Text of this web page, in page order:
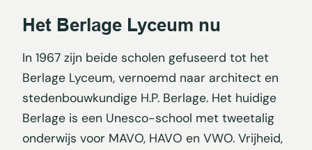
Het Berlage Lyceum nu
In 1967 zijn beide scholen gefuseerd tot het
Berlage Lyceum, vernoemd naar architect en
stedenbouwkundige H.P. Berlage. Het huidige
Berlage is een Unesco-school met tweetalig
onderwijs voor MAVO, HAVO en VWO. Vrijheid,